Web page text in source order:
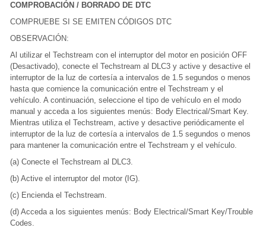
COMPROBACIÓN / BORRADO DE DTC
COMPRUEBE SI SE EMITEN CÓDIGOS DTC
OBSERVACIÓN:
Al utilizar el Techstream con el interruptor del motor en posición OFF
(Desactivado), conecte el Techstream al DLC3 y active y desactive el
interruptor de la luz de cortesía a intervalos de 1.5 segundos o menos
hasta que comience la comunicación entre el Techstream y el
vehículo. A continuación, seleccione el tipo de vehículo en el modo
manual y acceda a los siguientes menús: Body Electrical/Smart Key.
Mientras utiliza el Techstream, active y desactive periódicamente el
interruptor de la luz de cortesía a intervalos de 1.5 segundos o menos
para mantener la comunicación entre el Techstream y el vehículo.
(a) Conecte el Techstream al DLC3.
(b) Active el interruptor del motor (IG).
(c) Encienda el Techstream.
(d) Acceda a los siguientes menús: Body Electrical/Smart Key/Trouble
Codes.